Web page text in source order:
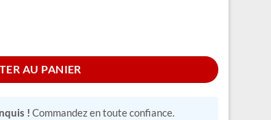
AU PANIER
! Commandez en toute confiance.